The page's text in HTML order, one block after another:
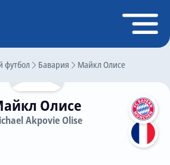
футбол Бавария Майкл Олисе
Олисе
Akpovie Olise